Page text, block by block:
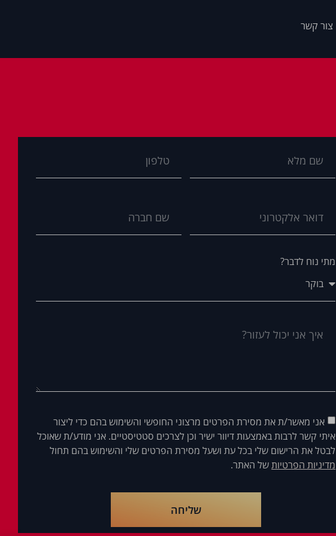
צור קשר
מתי נוח לדבר?
אני מאשר/ת את מסירת הפרטים מרצוני החופשי והשימוש בהם כדי ליצור
איתי קשר לרבות באמצעות דיוור ישיר וכן לצרכים סטטיסטיים. אני מודע/ת שאוכל
לבטל את הרישום שלי בכל עת ושעל מסירת הפרטים שלי והשימוש בהם תחול
מדיניות הפרטיותשל האתר.
שליחה